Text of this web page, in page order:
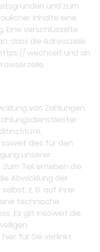
und zum
Inhalte eine
Eine verschlüsselte
dass die Adresszeile
wechselt und an
von Zahlungen
dies für den
unserer
Teil erheben die
Abwicklung der
z. B. auf ihrer
technische
Es gilt insoweit die
für Sie verlinkt